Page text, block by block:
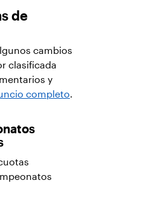
de
cambios
clasificada
y
completo.